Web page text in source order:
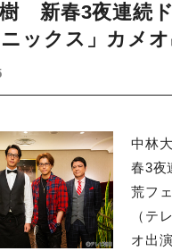
新春3夜連続
ックス」カメオ
中林
春3夜
荒フ
（テ
オ出